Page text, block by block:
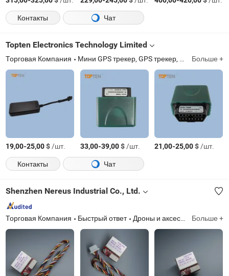
Контакты
Чат
Topten Electronics Technology Limited
Торговая Компания Мини GPS трекер, GPS трекер, GSM сигнализация для автомобиля, система сигнализации для автомобиля, персональный трекер, трекер для мотоцикла, безопасность автомобиля, трекер для транспортных средств, GPS GPRS трекер, трекер для часов Больше +
19,00-25,00$/шт. 33,00-39,00$/шт. 21,00-25,00$/шт.
Контакты
Чат
Shenzhen Nereus Industrial Co., Ltd.
Торговая Компания Быстрый ответ Дроны и аксессуары Больше +